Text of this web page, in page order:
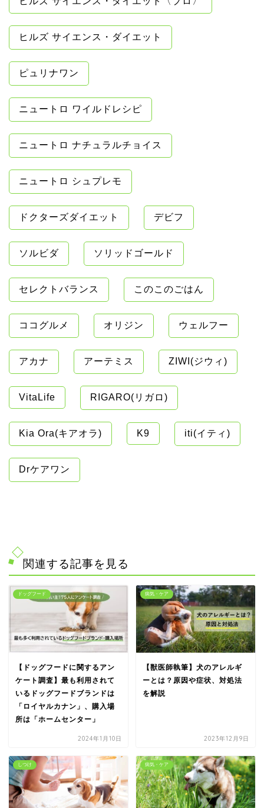
ヒルズ サイエンス・ダイエット
ピュリナワン
ニュートロ ワイルドレシピ
ニュートロ ナチュラルチョイス
ニュートロ シュプレモ
ドクターズダイエット デビフ
ソルビダ ソリッドゴールド
セレクトバランス このこのごはん
ココグルメ オリジン ウェルフー
アカナ アーテミス ZIWI(ジウィ)
VitaLife RIGARO(リガロ)
Kia Ora(キアオラ) K9 iti(イティ)
Drケアワン
関連する記事を見る
ドッグフード
【ドッグフードに関するアン
ケート調査】最も利用されて
いるドッグフードブランドは
「ロイヤルカナン」、購入場
所は「ホームセンター」
2024年1月10日
病気・ケア
【獣医師執筆】犬のアレルギ
ーとは？原因や症状、対処法
を解説
2023年12月9日
しつけ 病気・ケア